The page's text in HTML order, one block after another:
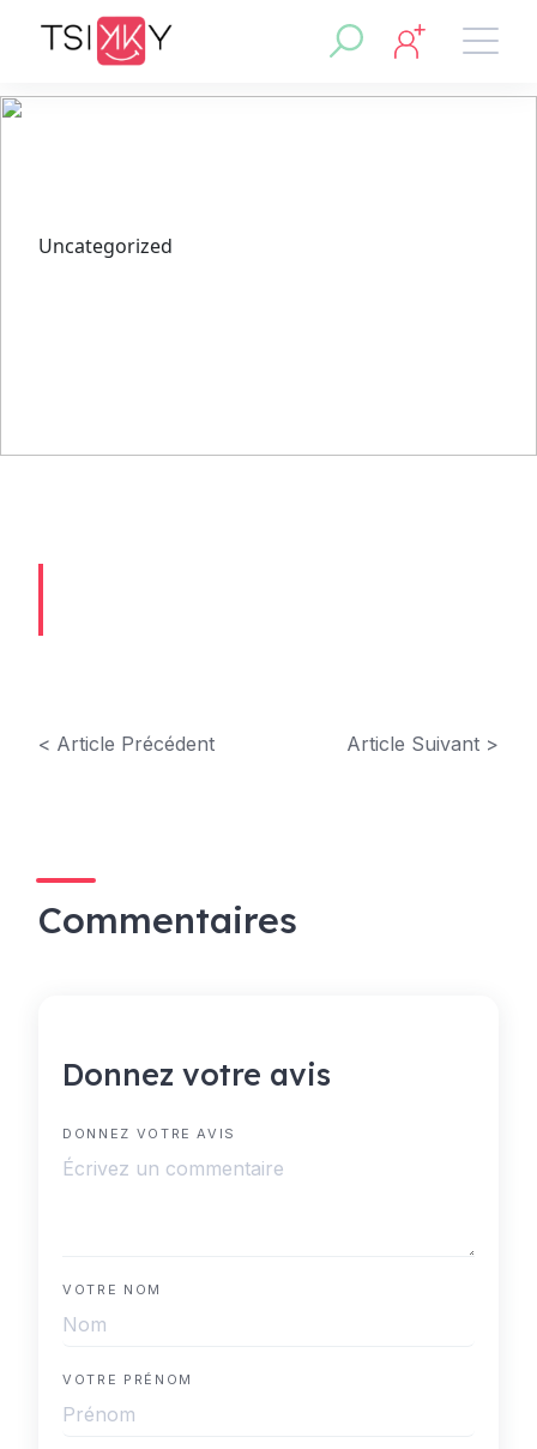
Uncategorized
< Article Précédent Article Suivant >
Commentaires
Donnez votre avis
DONNEZ VOTRE AVIS
VOTRE NOM
VOTRE PRÉNOM